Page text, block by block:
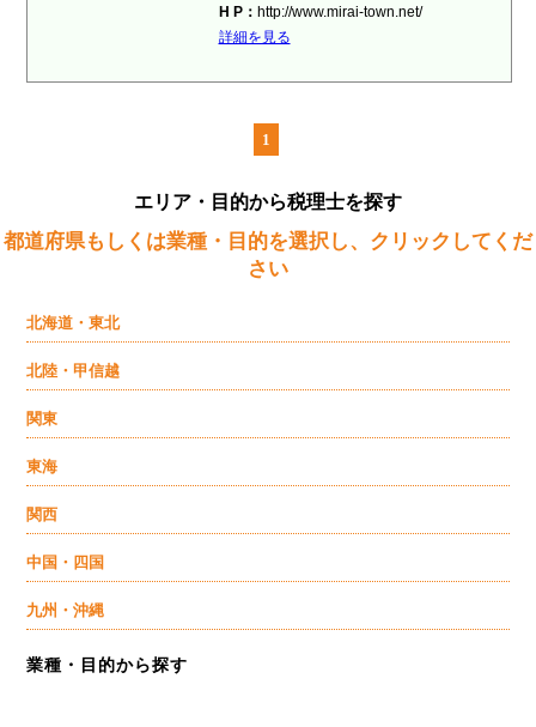
H P： http://www.mirai-town.net/
詳細を見る
1
エリア・目的から税理士を探す
都道府県もしくは業種・目的を選択し、クリックしてくだ
さい
北海道・東北
北陸・甲信越
関東
東海
関西
中国・四国
九州・沖縄
業種・目的から探す